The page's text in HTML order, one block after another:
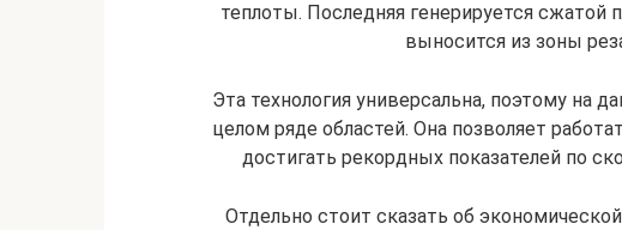
теплоты. Последняя генерируется сжатой
выносится из зоны
Эта технология универсальна, поэтому на
целом ряде областей. Она позволяет
достигать рекордных показателей по
Отдельно стоит сказать об